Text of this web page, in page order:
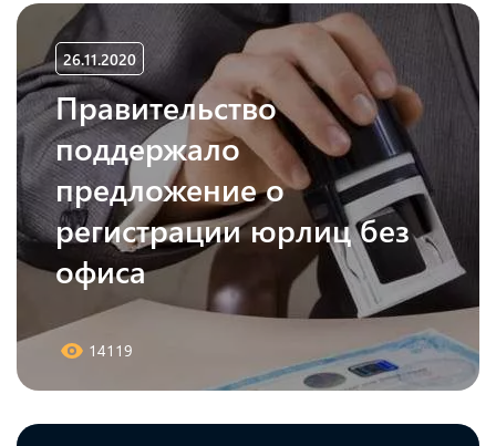
26.11.2020
Правительство
поддержало
предложение о
регистрации юрлиц без
офиса
14119